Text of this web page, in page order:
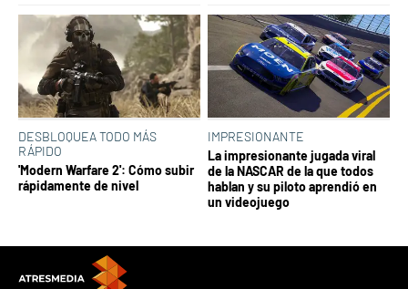
DESBLOQUEA TODO MÁS
RÁPIDO
'Modern Warfare 2': Cómo subir
rápidamente de nivel
IMPRESIONANTE
La impresionante jugada viral
de la NASCAR de la que todos
hablan y su piloto aprendió en
un videojuego